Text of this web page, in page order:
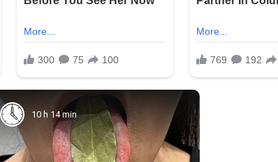
10 h 14 min